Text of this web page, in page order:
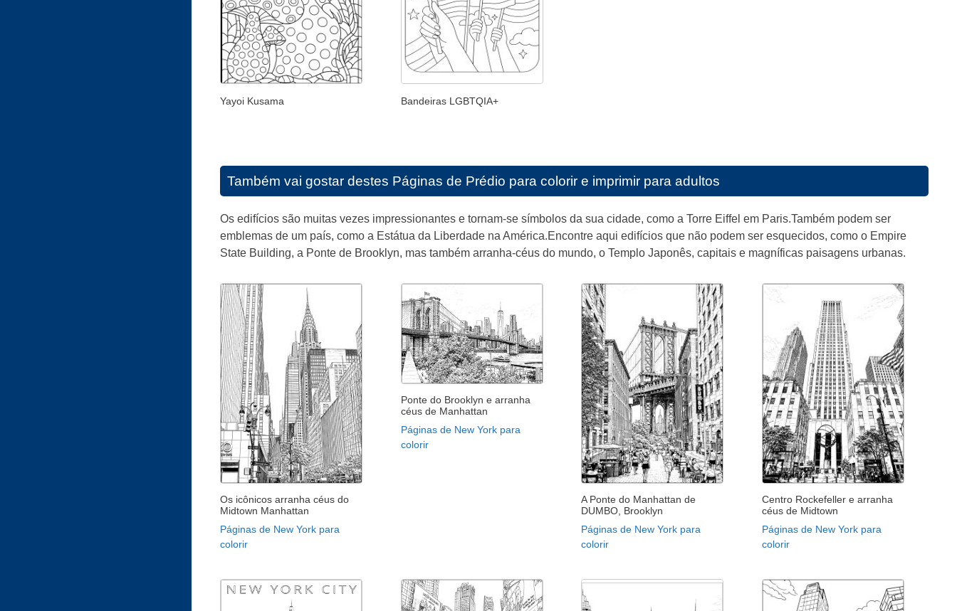
Yayoi Kusama Bandeiras LGBTQIA+
Também vai gostar destes Páginas de Prédio para colorir e imprimir para adultos
Os edifícios são muitas vezes impressionantes e tornam-se símbolos da sua cidade, como a Torre Eiffel em Paris.Também podem ser
emblemas de um país, como a Estátua da Liberdade na América.Encontre aqui edifícios que não podem ser esquecidos, como o Empire
State Building, a Ponte de Brooklyn, mas também arranha-céus do mundo, o Templo Japonês, capitais e magníficas paisagens urbanas.
Os icônicos arranha céus do
Midtown Manhattan
Páginas de New York para
colorir
Ponte do Brooklyn e arranha
céus de Manhattan
Páginas de New York para
colorir
A Ponte do Manhattan de
DUMBO, Brooklyn
Páginas de New York para
colorir
Centro Rockefeller e arranha
céus de Midtown
Páginas de New York para
colorir